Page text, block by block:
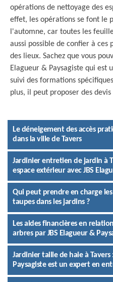
opérations de nettoyage des
effet, les opérations se font le
l'automne, car toutes les
aussi possible de confier à
des lieux. Sachez que vous
Elagueur & Paysagiste qui est
suivi des formations
plus, il peut proposer des
Le déneigement des accès
dans la ville de Tavers
Jardinier entretien de jardin à
espace extérieur avec JBS
Qui peut prendre en charge
taupes dans les jardins ?
Les aides financières en
arbres par JBS Elagueur &
Jardinier taille de haie à Tavers
Paysagiste est un expert en